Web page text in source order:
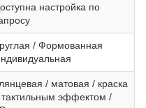
настройка по
/ Формованная
/ матовая / краска
тактильным эффектом /